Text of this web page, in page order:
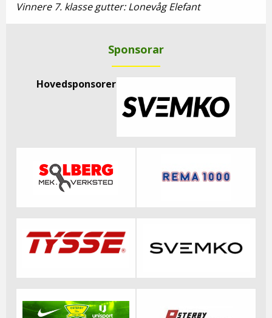
Vinnere 7. klasse gutter: Lonevåg Elefant
Sponsorar
Hovedsponsorer